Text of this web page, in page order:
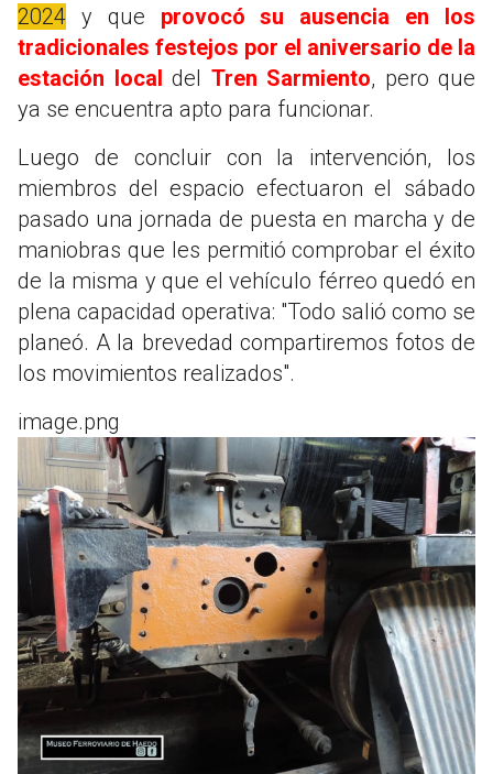
2024 y que provocó su ausencia en los
tradicionales festejos por el aniversario de la
estación local del Tren Sarmiento, pero que
ya se encuentra apto para funcionar.
Luego de concluir con la intervención, los
miembros del espacio efectuaron el sábado
pasado una jornada de puesta en marcha y de
maniobras que les permitió comprobar el éxito
de la misma y que el vehículo férreo quedó en
plena capacidad operativa: "Todo salió como se
planeó. A la brevedad compartiremos fotos de
los movimientos realizados".
image.png